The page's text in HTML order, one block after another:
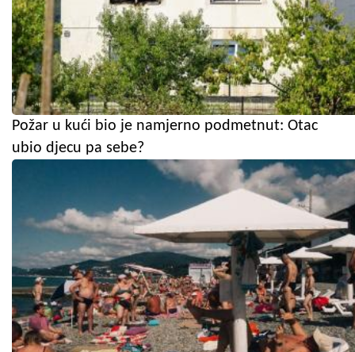
Požar u kući bio je namjerno podmetnut: Otac
ubio djecu pa sebe?